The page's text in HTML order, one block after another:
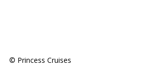
© Princess Cruises